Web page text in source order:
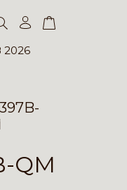
QM